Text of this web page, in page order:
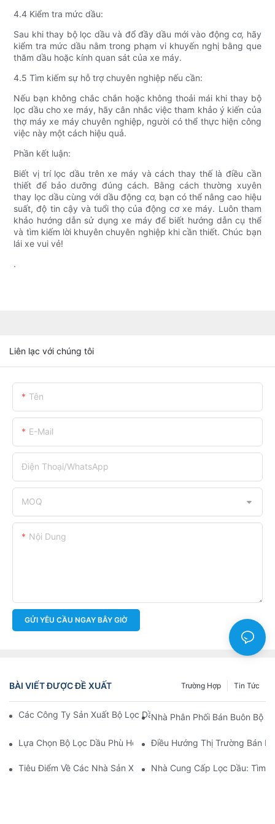
4.4 Kiểm tra mức dầu:
Sau khi thay bộ lọc dầu và đổ đầy dầu mới vào động cơ, hãy
kiểm tra mức dầu nằm trong phạm vi khuyến nghị bằng que
thăm dầu hoặc kính quan sát của xe máy.
4.5 Tìm kiếm sự hỗ trợ chuyên nghiệp nếu cần:
Nếu bạn không chắc chắn hoặc không thoải mái khi thay bộ
lọc dầu cho xe máy, hãy cân nhắc việc tham khảo ý kiến ​​của
thợ máy xe máy chuyên nghiệp, người có thể thực hiện công
việc này một cách hiệu quả.
Phần kết luận:
Biết vị trí lọc dầu trên xe máy và cách thay thế là điều cần
thiết để bảo dưỡng đúng cách. Bằng cách thường xuyên
thay lọc dầu cùng với dầu động cơ, bạn có thể nâng cao hiệu
suất, độ tin cậy và tuổi thọ của động cơ xe máy. Luôn tham
khảo hướng dẫn sử dụng xe máy để biết hướng dẫn cụ thể
và tìm kiếm lời khuyên chuyên nghiệp khi cần thiết. Chúc bạn
lái xe vui vẻ!
.
Liên lạc với chúng tôi
Tên
E-Mail
Điện Thoại/WhatsApp
MOQ
Nội Dung
GỬI YÊU CẦU NGAY BÂY GIỜ
BÀI VIẾT ĐƯỢC ĐỀ XUẤT Tin Tức
Trường Hợp
Các Công Ty Sản Xuất Bộ Lọc Dầu Hàng Đầu: Tổng Quan Toàn
Nhà Phân Phối Bán Buôn Bộ
Lựa Chọn Bộ Lọc Dầu Phù Hợp Cho Mẫu Xe Của Bạn: Những
Điều Hướng Thị Trường Bán
Tiêu Điểm Về Các Nhà Sản Xuất Bộ Lọc Dầu Hàng Đầu Và
Nhà Cung Cấp Lọc Dầu: Tìm